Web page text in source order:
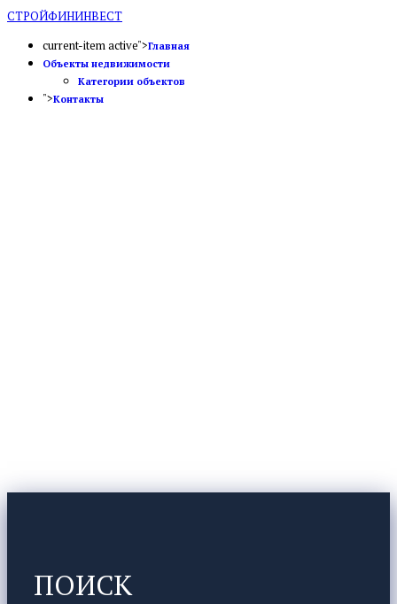
СТРОЙФИНИНВЕСТ
current-item active">Главная
Объекты недвижимости
Категории объектов
">Контакты
ПОИСК